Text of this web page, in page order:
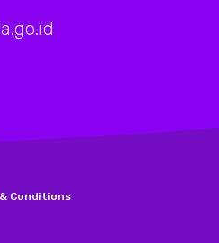
Conditions